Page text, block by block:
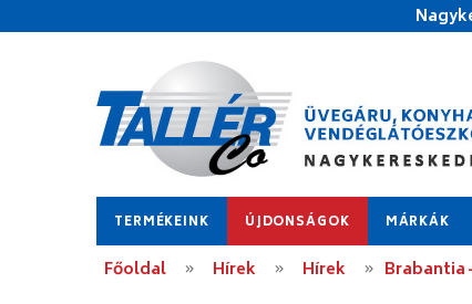
TERMÉKEINK ÚJDONSÁGOK MÁRKÁK
Főoldal Hírek Hírek Brabantia